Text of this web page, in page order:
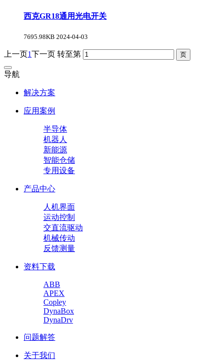
西克GR18通用光电开关
7695.98KB 2024-04-03
上一页1下一页 转至第
导航
解决方案
应用案例
半导体
机器人
新能源
智能仓储
专用设备
产品中心
人机界面
运动控制
交直流驱动
机械传动
反馈测量
资料下载
ABB
APEX
Copley
DynaBox
DynaDrv
问题解答
关于我们